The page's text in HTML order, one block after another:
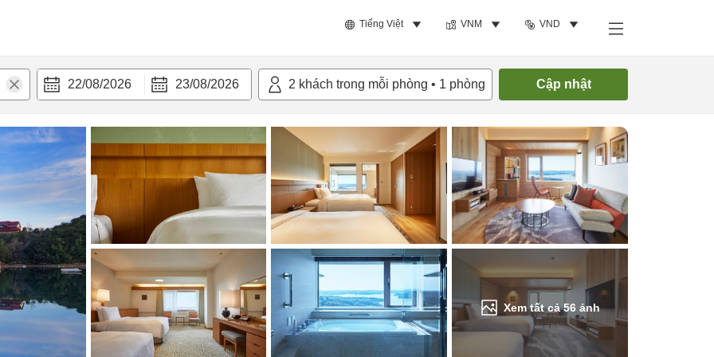
Tiếng Việt VNM VND
22/08/2026 23/08/2026 2 khách trong mỗi phòng • 1 phòng Cập nhật
Xem tất cả56 ảnh
bật Tiện nghi Tìm phòng trống